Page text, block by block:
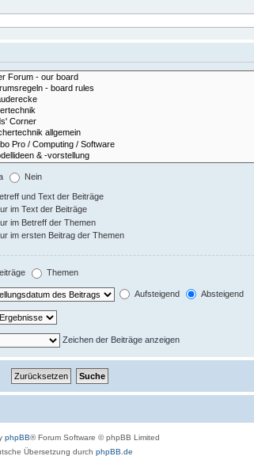
Nein
und Text der Beiträge
im Text der Beiträge
im Betreff der Themen
im ersten Beitrag der Themen
Themen
Aufsteigend Absteigend
Zeichen der Beiträge anzeigen
phpBB® Forum Software © phpBB Limited
Übersetzung durch phpBB.de